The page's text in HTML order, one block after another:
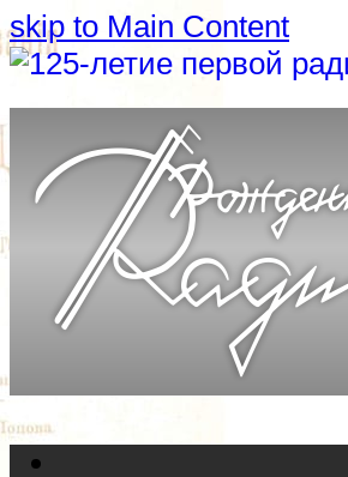
skip to Main Content